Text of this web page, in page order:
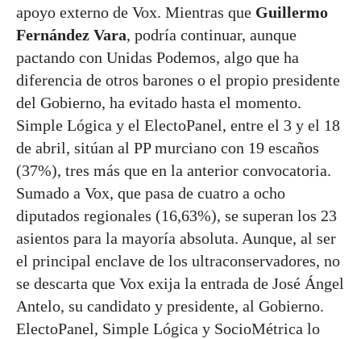
apoyo externo de Vox. Mientras que Guillermo
Fernández Vara, podría continuar, aunque
pactando con Unidas Podemos, algo que ha
diferencia de otros barones o el propio presidente
del Gobierno, ha evitado hasta el momento.
Simple Lógica y el ElectoPanel, entre el 3 y el 18
de abril, sitúan al PP murciano con 19 escaños
(37%), tres más que en la anterior convocatoria.
Sumado a Vox, que pasa de cuatro a ocho
diputados regionales (16,63%), se superan los 23
asientos para la mayoría absoluta. Aunque, al ser
el principal enclave de los ultraconservadores, no
se descarta que Vox exija la entrada de José Ángel
Antelo, su candidato y presidente, al Gobierno.
ElectoPanel, Simple Lógica y SocioMétrica lo